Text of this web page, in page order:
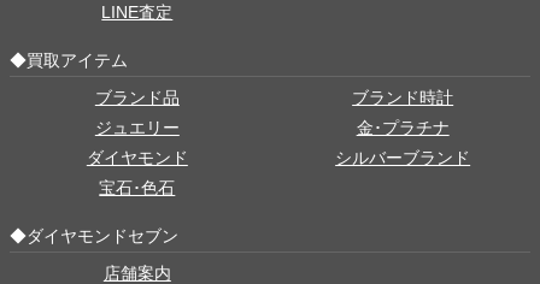
LINE査定
◆買取アイテム
ブランド品
ブランド時計
ジュエリー
金･プラチナ
ダイヤモンド
シルバーブランド
宝石･色石
◆ダイヤモンドセブン
店舗案内